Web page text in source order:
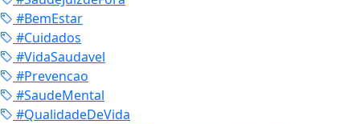
#BemEstar
#Cuidados
#VidaSaudavel
#Prevencao
#SaudeMental
#QualidadeDeVida